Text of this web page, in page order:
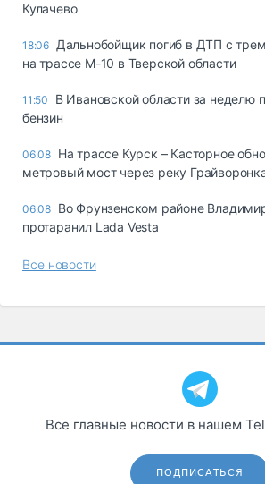
Кулачево
18:06 Дальнобойщик погиб в ДТП с
на трассе М-10 в Тверской области
11:50
В Ивановской области за неделю
бензин
06.08 На трассе Курск – Касторное
метровый мост через реку
06.08 Во Фрунзенском районе
протаранил Lada Vesta
Все новости
Все главные новости в нашем
ПОДПИСАТЬСЯ